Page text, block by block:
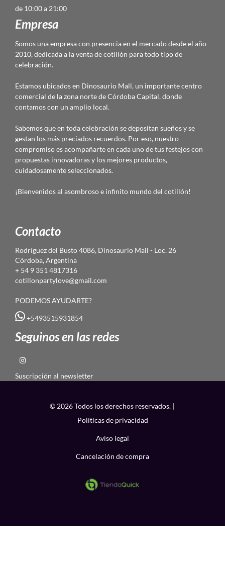
de 10:00 a 21:00
Empresa
Somos una empresa con presencia en el mercado desde el año
2010, dedicada a la venta de cotillón para todo tipo de
celebración.
Estamos ubicados en Dinosaurio Mall, un importante centro
comercial de la zona norte de Córdoba Capital, donde
contamos con un amplio local.
Sabemos que en toda celebración se depositan sueños y se
gestan los más preciados recuerdos. Por eso, nuestro
compromiso es acompañarte en cada uno de tus festejos con
propuestas innovadoras y los mejores productos,
cuidadosamente seleccionados.
¡Bienvenidos al asombroso e infinito mundo del cotillón!
Contacto
Rodríguez del Busto 4086, Dinosaurio Mall - Loc. 26
Córdoba, Argentina
+ 54 9 351 4817316
cotillonpartylove@gmail.com
PODEMOS AYUDARTE?
+5493515931854
Seguinos en las redes
Suscripción al newsletter
© 2026 Todos los derechos reservados. |
Políticas de privacidad
Aviso legal
Cancelación de compra